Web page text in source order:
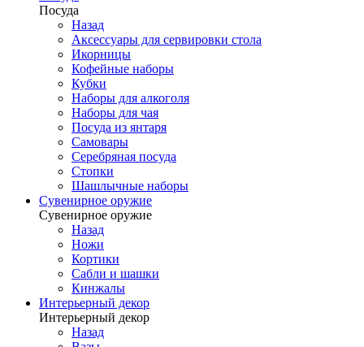
Посуда
Назад
Аксессуары для сервировки стола
Икорницы
Кофейные наборы
Кубки
Наборы для алкоголя
Наборы для чая
Посуда из янтаря
Самовары
Серебряная посуда
Стопки
Шашлычные наборы
Сувенирное оружие
Сувенирное оружие
Назад
Ножи
Кортики
Сабли и шашки
Кинжалы
Интерьерный декор
Интерьерный декор
Назад